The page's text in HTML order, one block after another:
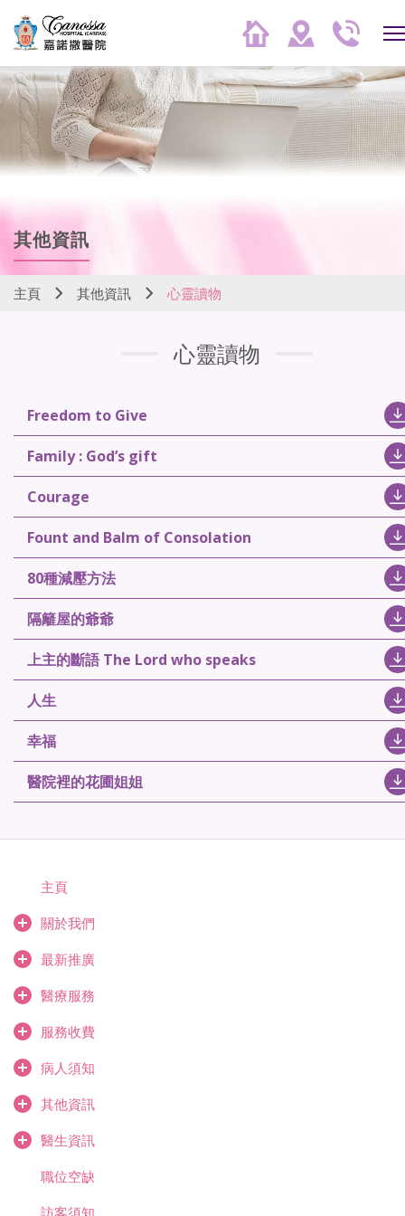
其他資訊
主頁 其他資訊 心靈讀物
心靈讀物
Freedom to Give
Family : God’s gift
Courage
Fount and Balm of Consolation
80種減壓方法
隔籬屋的爺爺
上主的斷語 The Lord who speaks
人生
幸福
醫院裡的花圃姐姐
主頁
關於我們
最新推廣
醫療服務
服務收費
病人須知
其他資訊
醫生資訊
職位空缺
訪客須知